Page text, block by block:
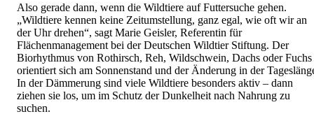
Also gerade dann, wenn die Wildtiere auf Futtersuche gehen.
„Wildtiere kennen keine Zeitumstellung, ganz egal, wie oft wir an
der Uhr drehen“, sagt Marie Geisler, Referentin für
Flächenmanagement bei der Deutschen Wildtier Stiftung. Der
Biorhythmus von Rothirsch, Reh, Wildschwein, Dachs oder Fuchs
orientiert sich am Sonnenstand und der Änderung in der
In der Dämmerung sind viele Wildtiere besonders aktiv – dann
ziehen sie los, um im Schutz der Dunkelheit nach Nahrung zu
suchen.